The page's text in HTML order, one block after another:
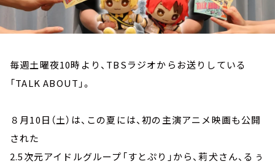
毎週土曜夜10時より、TBSラジオからお送りしている
「TALK ABOUT」。
８月10日（土）は、この夏には、初の主演アニメ映画も公開
された
2.5次元アイドルグループ「すとぷり」から、莉犬さん、るぅ